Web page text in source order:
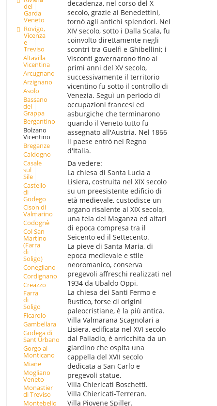
del
Garda
Veneto
Rovigo,
Vicenza
e
Treviso
Altavilla
Vicentina
Arcugnano
Arzignano
Asolo
Bassano
del
Grappa
Bergantino
Bolzano
Vicentino
Breganze
Caldogno
Casale
sul
Sile
Castello
di
Godego
Cison di
Valmarino
Codognè
Col San
Martino
(Farra
di
Soligo)
Conegliano
Cordignano
Creazzo
Farra
di
Soligo
Ficarolo
Gambellara
Godega di
Sant'Urbano
Gorgo al
Monticano
Miane
Mogliano
Veneto
Monastier
di Treviso
Montebello
decadenza, nel corso del X
secolo, grazie ai Benedettini,
tornò agli antichi splendori. Nel
XIV secolo, sotto i Dalla Scala, fu
coinvolto direttamente negli
scontri tra Guelfi e Ghibellini; i
Visconti governarono fino ai
primi anni del XV secolo,
successivamente il territorio
vicentino fu sotto il controllo di
Venezia. Seguì un periodo di
occupazioni francesi ed
asburgiche che terminarono
quando il Veneto tutto fu
assegnato all'Austria. Nel 1866
il paese entrò nel Regno
d'Italia.
Da vedere:
La chiesa di Santa Lucia a
Lisiera, costruita nel XIX secolo
su un preesistente edificio di
età medievale, custodisce un
organo risalente al XIX secolo,
una tela del Maganza ed altari
di epoca compresa tra il
Seicento ed il Settecento.
La pieve di Santa Maria, di
epoca medievale e stile
neoromanico, conserva
pregevoli affreschi realizzati nel
1934 da Ubaldo Oppi.
La chiesa dei Santi Fermo e
Rustico, forse di origini
paleocristiane, è la più antica.
Villa Valmarana Scagnolari a
Lisiera, edificata nel XVI secolo
dal Palladio, è arricchita da un
giardino che ospita una
cappella del XVII secolo
dedicata a San Carlo e
pregevoli statue.
Villa Chiericati Boschetti.
Villa Chiericati-Terreran.
Villa Piovene Spiller.